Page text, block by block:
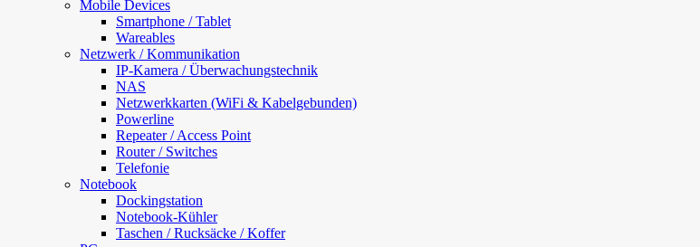
Mobile Devices
Smartphone / Tablet
Wareables
Netzwerk / Kommunikation
IP-Kamera / Überwachungstechnik
NAS
Netzwerkkarten (WiFi & Kabelgebunden)
Powerline
Repeater / Access Point
Router / Switches
Telefonie
Notebook
Dockingstation
Notebook-Kühler
Taschen / Rucksäcke / Koffer